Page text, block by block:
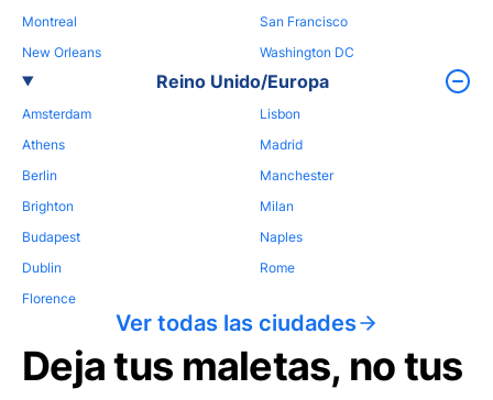
Montreal
New Orleans
San Francisco
Washington DC
Reino Unido/Europa
Amsterdam
Athens
Berlin
Brighton
Budapest
Dublin
Florence
Lisbon
Madrid
Manchester
Milan
Naples
Rome
Ver todas las ciudades
Deja tus maletas, no tus